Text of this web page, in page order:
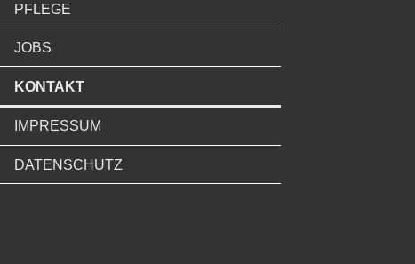
PFLEGE
JOBS
KONTAKT
IMPRESSUM
DATENSCHUTZ